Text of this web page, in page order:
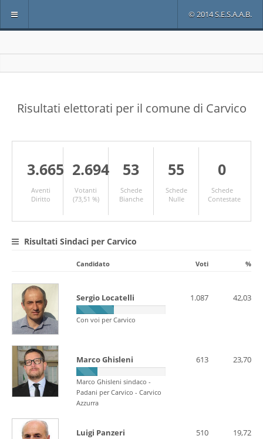
© 2014 S.E.S.A.A.B.
Risultati elettorati per il comune di Carvico
3.665
Aventi
Diritto
2.694
Votanti
(73,51 %)
53
Schede
Bianche
55
Schede
Nulle
0
Schede
Contestate
Risultati Sindaci per Carvico
Candidato Voti %
Sergio Locatelli
Con voi per Carvico
1.087 42,03
Marco Ghisleni
Marco Ghisleni sindaco -
Padani per Carvico - Carvico
Azzurra
613 23,70
Luigi Panzeri 510 19,72